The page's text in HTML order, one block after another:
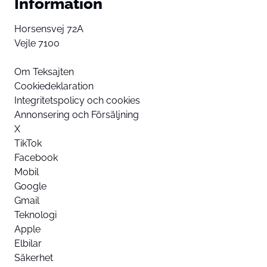
Horsensvej 72A
Vejle 7100
Om Teksajten
Cookiedeklaration
Integritetspolicy och cookies
Annonsering och Försäljning
X
TikTok
Facebook
Mobil
Google
Gmail
Teknologi
Apple
Elbilar
Säkerhet